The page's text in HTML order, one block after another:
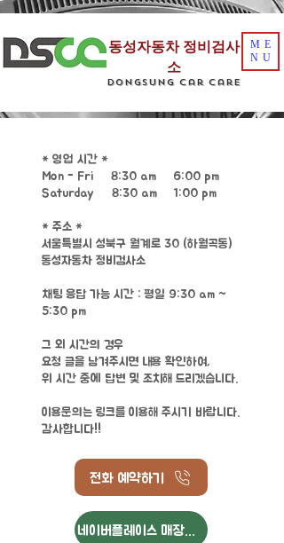
동성자동차 정비검사
소
DongSung Car Care
ME
NU
* 영업 시간 *
Mon - Fri 8:30 am – 6:00 pm
Saturday 8:30 am – 1:00 pm
* 주소 *
서울특별시 성북구 월계로 30 (하월곡동)
동성자동차 정비검사소
채팅 응답 가능 시간 : 평일 9:30 am ~
5:30 pm
그 외 시간의 경우
요청 글을 남겨주시면 내용 확인하여,
위 시간 중에 답변 및 조치해 드리겠습니다.
이용문의는 링크를 이용해 주시기 바랍니다.
​감사합니다!!
전화 예약하기